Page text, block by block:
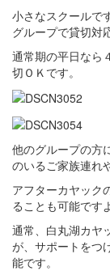
小さなスクールで
グループで貸切対
通常期の平日なら
切ＯＫです。
他のグループの方
のいるご家族連れ
アフターカヤック
ることも可能ですよ
通常、白丸湖カヤ
が、サポートをつ
能です。